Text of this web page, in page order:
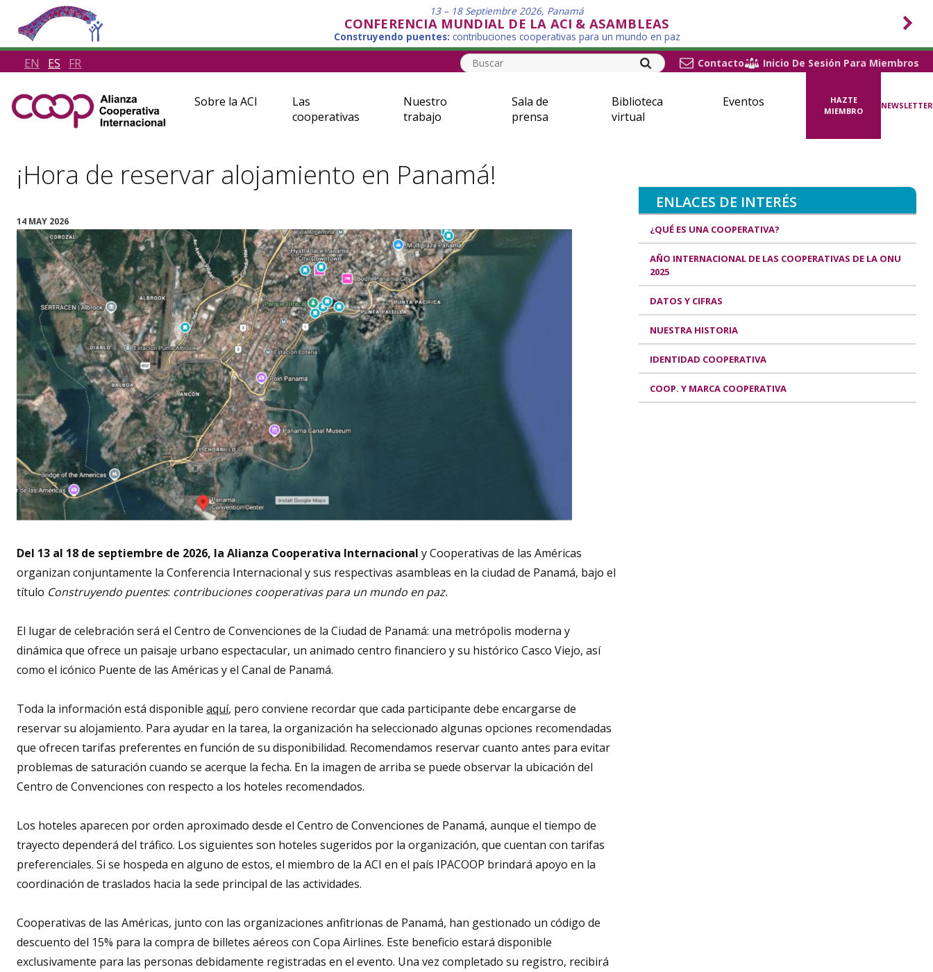
13 – 18 Septiembre 2026, Panamá
CONFERENCIA MUNDIAL DE LA ACI & ASAMBLEAS
Construyendo puentes: contribuciones cooperativas para un mundo en paz
EN ES FR Contacto Inicio De Sesión Para Miembros
Sobre la ACI
Las
cooperativas
Nuestro
trabajo
Sala de
prensa
Biblioteca
virtual
Eventos
HAZTE
MIEMBRO
NEWSLETTER
¡Hora de reservar alojamiento en Panamá!
14 MAY 2026
Del 13 al 18 de septiembre de 2026, la Alianza Cooperativa Internacional y Cooperativas de las Américas
organizan conjuntamente la Conferencia Internacional y sus respectivas asambleas en la ciudad de Panamá, bajo el
título Construyendo puentes: contribuciones cooperativas para un mundo en paz.
El lugar de celebración será el Centro de Convenciones de la Ciudad de Panamá: una metrópolis moderna y
dinámica que ofrece un paisaje urbano espectacular, un animado centro financiero y su histórico Casco Viejo, así
como el icónico Puente de las Américas y el Canal de Panamá.
Toda la información está disponible aquí, pero conviene recordar que cada participante debe encargarse de
reservar su alojamiento. Para ayudar en la tarea, la organización ha seleccionado algunas opciones recomendadas
que ofrecen tarifas preferentes en función de su disponibilidad. Recomendamos reservar cuanto antes para evitar
problemas de saturación cuando se acerque la fecha. En la imagen de arriba se puede observar la ubicación del
Centro de Convenciones con respecto a los hoteles recomendados.
Los hoteles aparecen por orden aproximado desde el Centro de Convenciones de Panamá, aunque el tiempo de
trayecto dependerá del tráfico. Los siguientes son hoteles sugeridos por la organización, que cuentan con tarifas
preferenciales. Si se hospeda en alguno de estos, el miembro de la ACI en el país IPACOOP brindará apoyo en la
coordinación de traslados hacia la sede principal de las actividades.
Cooperativas de las Américas, junto con las organizaciones anfitrionas de Panamá, han gestionado un código de
descuento del 15% para la compra de billetes aéreos con Copa Airlines. Este beneficio estará disponible
exclusivamente para las personas debidamente registradas en el evento. Una vez completado su registro, recibirá
ENLACES DE INTERÉS
¿QUÉ ES UNA COOPERATIVA?
AÑO INTERNACIONAL DE LAS COOPERATIVAS DE LA ONU
2025
DATOS Y CIFRAS
NUESTRA HISTORIA
IDENTIDAD COOPERATIVA
COOP. Y MARCA COOPERATIVA